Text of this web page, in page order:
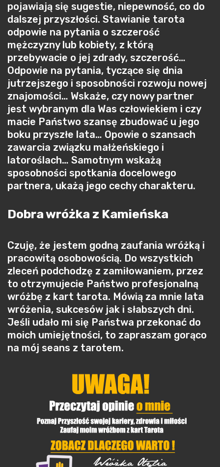
pojawiają się sugestie, niepewność, co do
dalszej przyszłości. Stawianie tarota
odpowie na pytania o szczerość
mężczyzny lub kobiety, z którą
przebywacie o jej zdrady, szczerość…
Odpowie na pytania, tyczące się dnia
jutrzejszego i sposobności rozwoju nowej
znajomości… Wskaże, czy nowy partner
jest wybranym dla Was człowiekiem i czy
macie Państwo szansę zbudować u jego
boku przyszłe lata… Opowie o szansach
zawarcia związku małżeńskiego i
latoroślach… Samotnym wskażą
sposobności spotkania docelowego
partnera, ukażą jego cechy charakteru.
Dobra wróżka z Kamieńska
Czuję, że jestem godną zaufania wróżką i
pracowitą osobowością. Do wszystkich
zleceń podchodzę z zamiłowaniem, przez
to otrzymujecie Państwo profesjonalną
wróżbę z kart tarota. Mówią za mnie lata
wróżenia, sukcesów jak i słabszych dni.
Jeśli udało mi się Państwa przekonać do
moich umiejętności, to zapraszam gorąco
na mój seans z tarotem.